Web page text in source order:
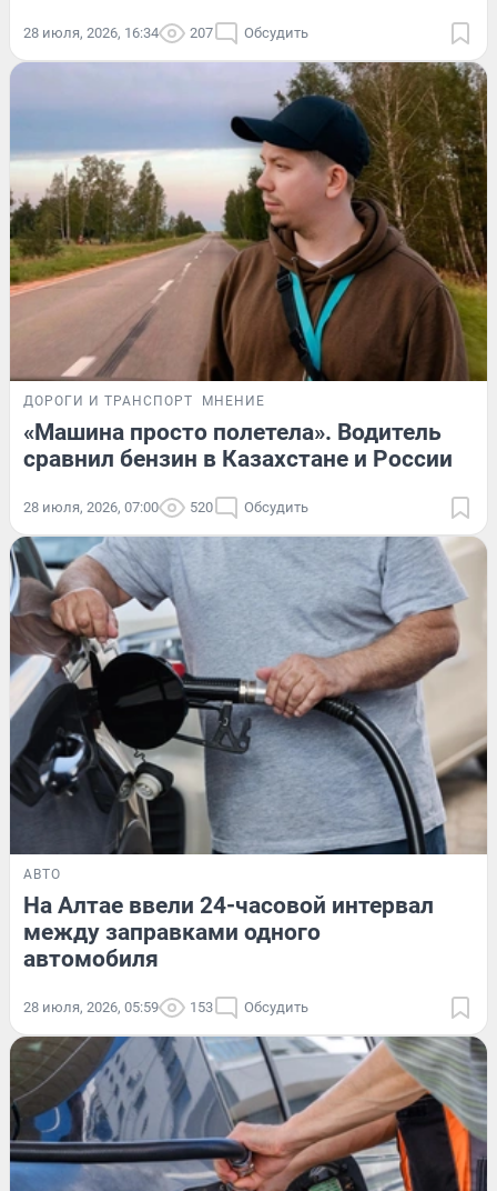
28 июля, 2026, 16:34 207 Обсудить
ДОРОГИ И ТРАНСПОРТ МНЕНИЕ
«Машина просто полетела». Водитель
сравнил бензин в Казахстане и России
28 июля, 2026, 07:00 520 Обсудить
АВТО
На Алтае ввели 24-часовой интервал
между заправками одного
автомобиля
28 июля, 2026, 05:59 153 Обсудить